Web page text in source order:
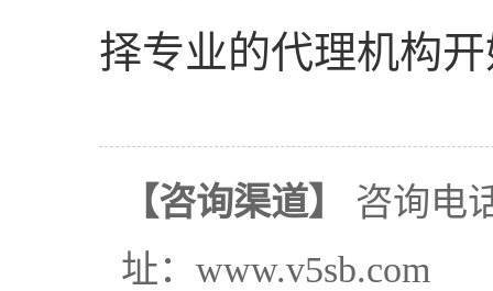
择专业的代理机构
【咨询渠道】
咨询电
址：www.v5sb.com